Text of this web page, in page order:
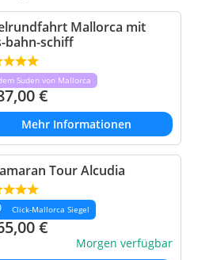
Mallorca mit
bahn-schiff
Suden von Mallorca
€
Mehr Informationen
Tour Alcudia
Click-Mallorca Siegel
€
Morgen verfügbar